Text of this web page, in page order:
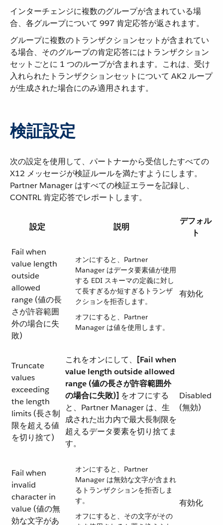
インターチェンジに複数のグループが含まれている場
合、各グループについて 997 肯定応答が返されます。
グループに複数のトランザクションセットが含まれてい
る場合、そのグループの肯定応答にはトランザクション
セットごとに 1 つのループが含まれます。これは、受け
入れられたトランザクションセットについて AK2 ループ
が生成された場合にのみ適用されます。
検証設定
次の設定を使用して、パートナーから受信したすべての
X12 メッセージが検証ルールを満たすようにします。
Partner Manager はすべての検証エラーを記録し、
CONTRL 肯定応答でレポートします。
設定 説明
デフォル
ト
Fail when
value length
outside
allowed
range (値の長
さが許容範囲
外の場合に失
敗)
オンにすると、Partner
Manager はデータ要素値が使用
する EDI スキーマの定義に対し
て長すぎるか短すぎるトランザ
クションを拒否します。
オフにすると、Partner
Manager は値を使用します。
有効化
Truncate
values
exceeding
the length
limits (長さ制
限を超える値
を切り捨て)
これをオンにして、​
[Fail when
value length outside allowed
range (値の長さが許容範囲外
の場合に失敗)] ​ をオフにする
と、Partner Manager は、生
成された出力内で最大長制限を
超えるデータ要素を切り捨てま
す。
Disabled
(無効)
Fail when
invalid
character in
value (値の無
効な文字があ
オンにすると、Partner
Manager は無効な文字が含まれ
るトランザクションを拒否しま
す。
オフにすると、その文字がその
有効化